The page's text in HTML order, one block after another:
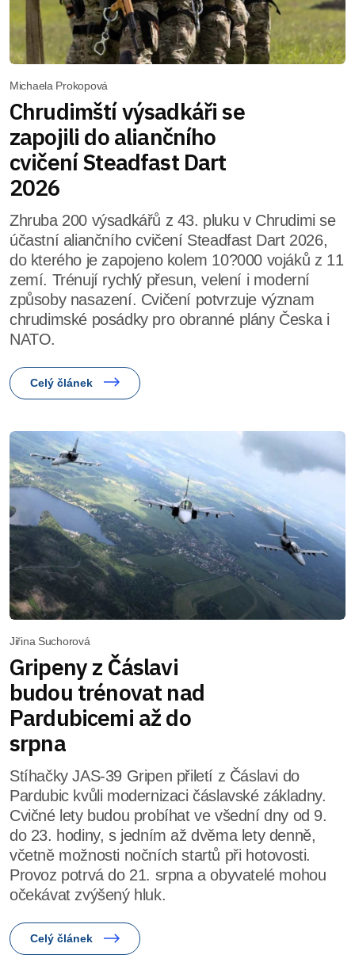
Michaela Prokopová
Chrudimští výsadkáři se
zapojili do aliančního
cvičení Steadfast Dart
2026
Zhruba 200 výsadkářů z 43. pluku v Chrudimi se
účastní aliančního cvičení Steadfast Dart 2026,
do kterého je zapojeno kolem 10?000 vojáků z 11
zemí. Trénují rychlý přesun, velení i moderní
způsoby nasazení. Cvičení potvrzuje význam
chrudimské posádky pro obranné plány Česka i
NATO.
Celý článek
Jiřina Suchorová
Gripeny z Čáslavi
budou trénovat nad
Pardubicemi až do
srpna
Stíhačky JAS-39 Gripen přiletí z Čáslavi do
Pardubic kvůli modernizaci čáslavské základny.
Cvičné lety budou probíhat ve všední dny od 9.
do 23. hodiny, s jedním až dvěma lety denně,
včetně možnosti nočních startů při hotovosti.
Provoz potrvá do 21. srpna a obyvatelé mohou
očekávat zvýšený hluk.
Celý článek